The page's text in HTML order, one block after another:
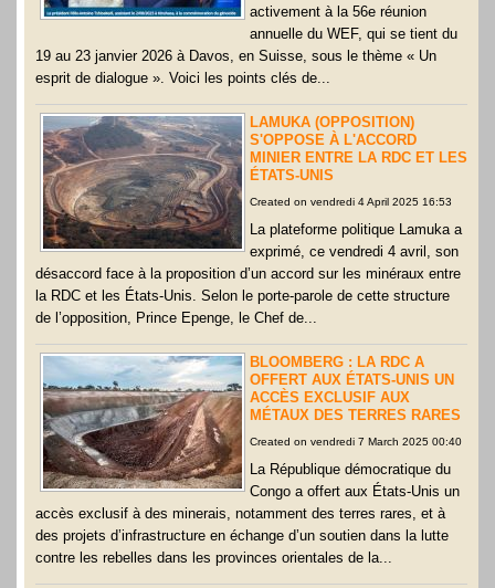
activement à la 56e réunion
annuelle du WEF, qui se tient du
19 au 23 janvier 2026 à Davos, en Suisse, sous le thème « Un
esprit de dialogue ». Voici les points clés de...
LAMUKA (OPPOSITION)
S'OPPOSE À L'ACCORD
MINIER ENTRE LA RDC ET LES
ÉTATS-UNIS
Created on vendredi 4 April 2025 16:53
La plateforme politique Lamuka a
exprimé, ce vendredi 4 avril, son
désaccord face à la proposition d’un accord sur les minéraux entre
la RDC et les États-Unis. Selon le porte-parole de cette structure
de l’opposition, Prince Epenge, le Chef de...
BLOOMBERG : LA RDC A
OFFERT AUX ÉTATS-UNIS UN
ACCÈS EXCLUSIF AUX
MÉTAUX DES TERRES RARES
Created on vendredi 7 March 2025 00:40
La République démocratique du
Congo a offert aux États-Unis un
accès exclusif à des minerais, notamment des terres rares, et à
des projets d’infrastructure en échange d’un soutien dans la lutte
contre les rebelles dans les provinces orientales de la...